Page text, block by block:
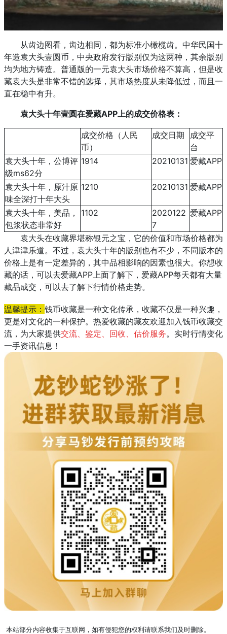
从齿边图看，齿边相同，都为标准小橄榄齿。中华民国十
年造袁大头壹圆币，中央政府发行版别仅为这两种，其余版别
均为地方铸造。普通版的一元袁大头市场价格不算高，但是收
藏袁大头是非常不错的选择，其市场热度从未降低过，而且一
直在稳中有升。
袁大头十年壹圆在爱藏APP上的成交价格表：
成交价格（ 人民
币）
成交日期
成交平
台
袁大头十年，公博评
级ms62分
1914 20210131 爱藏APP
袁大头十年，原汁原
味全深打十年大头
1210 20210131 爱藏APP
袁大头十年，美品，
包浆状态非常好
1102
2020122
7
爱藏APP
袁大头在收藏界堪称银元之宝，它的价值和市场价格都为
人津津乐道。不过，袁大头十年的版别也有不少，不同版本的
价格上是有一定差异的，其中品相影响的因素也很大。你想收
藏的话，可以去爱藏APP上面了解下，爱藏APP每天都有大量
藏品成交，可以去了解下行情价格走势。
温馨提示： 钱币收藏是一种文化传承，收藏不仅是一种兴趣，
更是对文化的一种保护。热爱收藏的藏友欢迎加入钱币收藏交
流，为大家提供交流、鉴定、回收、估价服务。实时行情变化
一手资讯信息！
本站部分内容收集于互联网，如有侵犯您的权利请联系我们及时删除。